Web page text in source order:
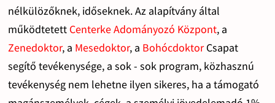
nélkülözőknek, időseknek. Az alapítvány által
működtetett Centerke Adományozó Központ, a
Zenedoktor, a Mesedoktor, a BohócdoktorCsapat
segítő tevékenysége, a sok - sok program, közhasznú
tevékenység nem lehetne ilyen sikeres, ha a támogató